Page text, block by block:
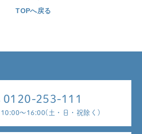
TOPへ戻る
0120-253-111
～16:00(土・日・祝除く)